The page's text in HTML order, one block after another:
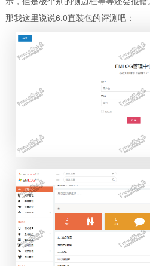
那我这里说说6.0直装包的评测吧：